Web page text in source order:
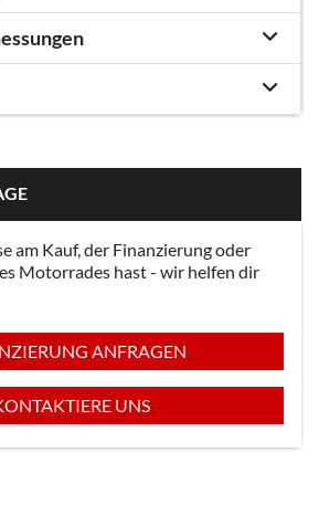
am Kauf, der Finanzierung oder
Motorrades hast - wir helfen dir
ANFRAGEN
UNS